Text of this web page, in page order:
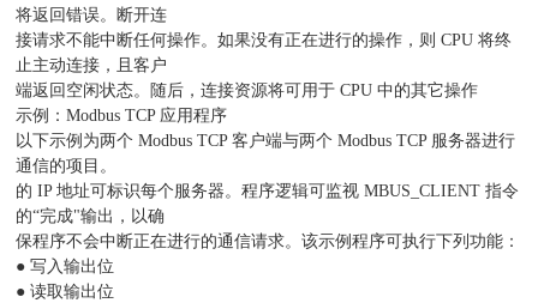
将返回错误。断开连
接请求不能中断任何操作。如果没有正在进行的操作，则 CPU 将终
止主动连接，且客户
端返回空闲状态。随后，连接资源将可用于 CPU 中的其它操作
示例：Modbus TCP 应用程序
以下示例为两个 Modbus TCP 客户端与两个 Modbus TCP 服务器进行
通信的项目。
的 IP 地址可标识每个服务器。程序逻辑可监视 MBUS_CLIENT 指令
的“完成"输出，以确
保程序不会中断正在进行的通信请求。该示例程序可执行下列功能：
● 写入输出位
● 读取输出位